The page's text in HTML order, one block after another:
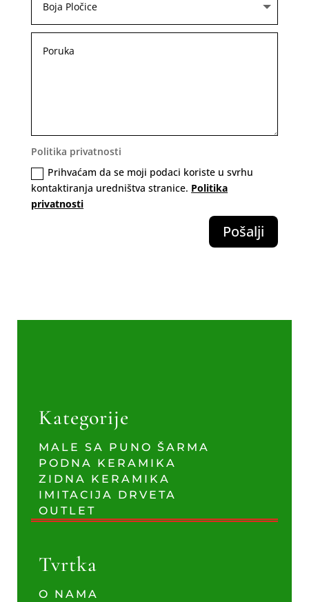
Politika privatnosti
Prihvaćam da se moji podaci koriste u svrhu
kontaktiranja uredništva stranice. Politika
privatnosti
Pošalji
Kategorije
MALE SA PUNO ŠARMA
PODNA KERAMIKA
ZIDNA KERAMIKA
IMITACIJA DRVETA
OUTLET
Tvrtka
O NAMA